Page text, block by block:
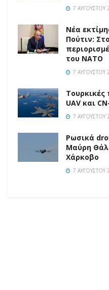
7 ΑΥΓΟΎΣΤΟΥ
Νέα
Πούτιν:
του ΝΑΤΟ
7 ΑΥΓΟΎΣΤΟΥ
Τουρκικές
UAV και
7 ΑΥΓΟΎΣΤΟΥ
Ρωσικά
Μαύρη
Χάρκοβο
7 ΑΥΓΟΎΣΤΟΥ